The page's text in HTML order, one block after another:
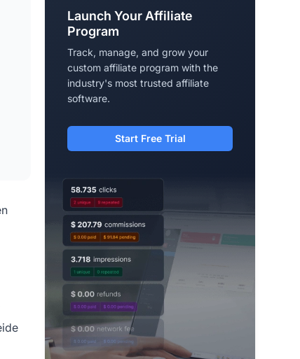
Launch Your Affiliate
Program
Track, manage, and grow your
custom affiliate program with the
industry's most trusted affiliate
software.
Start Free Trial